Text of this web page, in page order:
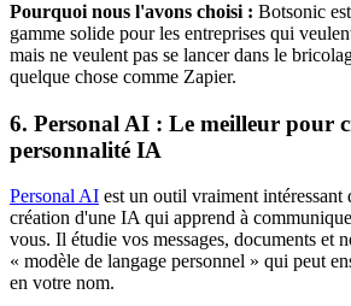
Pourquoi nous l'avons choisi : Botsonic
gamme solide pour les entreprises qui
mais ne veulent pas se lancer dans le
quelque chose comme Zapier.
6. Personal AI : Le meilleur pour
personnalité IA
Personal AI est un outil vraiment intéressant
création d'une IA qui apprend à
vous. Il étudie vos messages, documents et
« modèle de langage personnel » qui peut
en votre nom.